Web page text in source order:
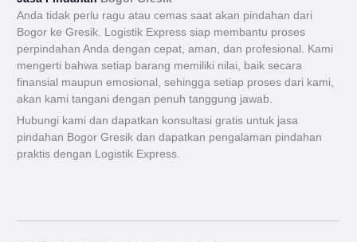
Anda tidak perlu ragu atau cemas saat akan pindahan dari
Bogor ke Gresik. Logistik Express siap membantu proses
perpindahan Anda dengan cepat, aman, dan profesional. Kami
mengerti bahwa setiap barang memiliki nilai, baik secara
finansial maupun emosional, sehingga setiap proses dari kami,
akan kami tangani dengan penuh tanggung jawab.
Hubungi kami dan dapatkan konsultasi gratis untuk jasa
pindahan Bogor Gresik dan dapatkan pengalaman pindahan
praktis dengan Logistik Express.